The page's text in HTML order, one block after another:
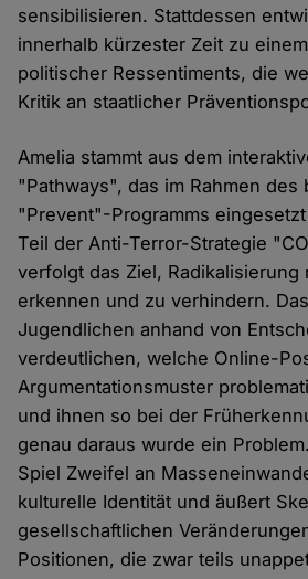
sensibilisieren. Stattdessen
innerhalb kürzester Zeit zu
politischer Ressentiments, die
Kritik an staatlicher
Amelia stammt aus dem
"Pathways", das im Rahmen des
"Prevent"-Programms
Teil der Anti-Terror-Strategie
verfolgt das Ziel, Radikalisierung
erkennen und zu verhindern.
Jugendlichen anhand von
verdeutlichen, welche Online-
Argumentationsmuster
und ihnen so bei der
genau daraus wurde ein
Spiel Zweifel an
kulturelle Identität und äußert
gesellschaftlichen
Positionen, die zwar teils